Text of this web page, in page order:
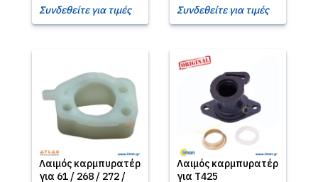
Συνδεθείτε για τιμές
Συνδεθείτε για τιμές
Λαιμός καρμπυρατέρ
για 61 / 268 / 272 /
Λαιμός καρμπυρατέρ
για T425